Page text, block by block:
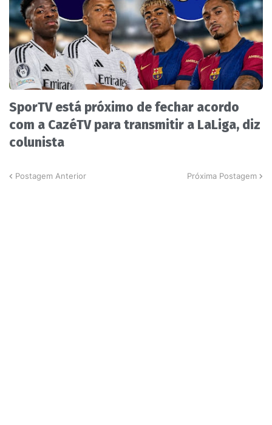
SporTV está próximo de fechar acordo
com a CazéTV para transmitir a LaLiga, diz
colunista
Postagem Anterior Próxima Postagem